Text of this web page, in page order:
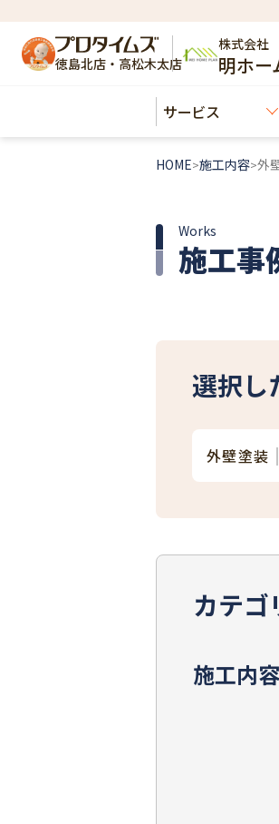
徳島北店・高松木太店
株式会社
明ホー
サービス
HOME>施工内容>外
施工事
Works
選択し
外壁塗装
カテゴ
施工内容